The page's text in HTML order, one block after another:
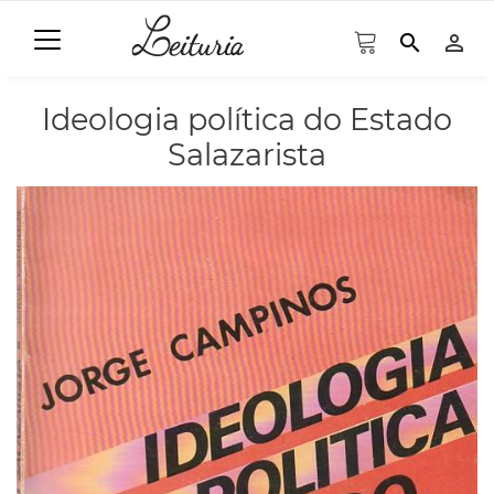
search person_outline
Ideologia política do Estado
Salazarista